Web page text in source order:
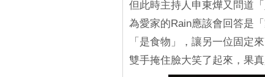
但此時主持人申東燁又問道
為愛家的Rain應該會回答是
「是食物」，讓另一位固定
雙手掩住臉大笑了起來，果